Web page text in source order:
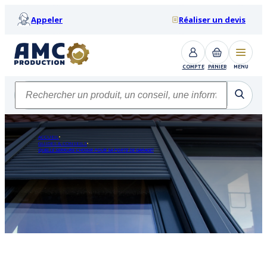
Appeler Réaliser un devis
COMPTE PANIER MENU
ACCUEIL
GUIDES & CONSEILS
QUELLE SERRURE CHOISIR POUR SA PORTE DE GARAGE?